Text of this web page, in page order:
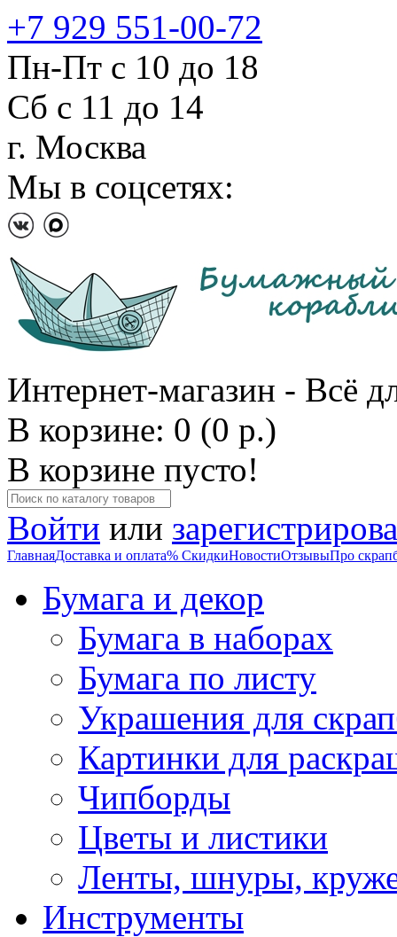
+7 929 551-00-72
Пн-Пт с 10 до 18
Сб с 11 до 14
г. Москва
Мы в соцсетях:
Интернет-магазин - Всё
В корзине: 0 (0 р.)
В корзине пусто!
Войти или
ГлавнаяДоставка и оплата% СкидкиНовостиОтзывыПро
Бумага и декор
Бумага в наборах
Бумага по листу
Украшения для
Картинки для
Чипборды
Цветы и листики
Ленты, шнуры,
Инструменты